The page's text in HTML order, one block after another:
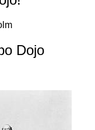
Dojo